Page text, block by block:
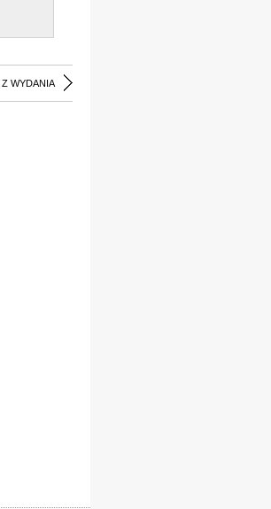
WYDANIA